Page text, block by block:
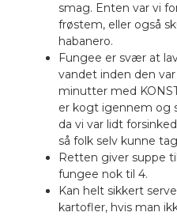
smag. Enten var vi
frøstem, eller også
habanero.
Fungee er svær at
vandet inden den
minutter med
er kogt igennem og
da vi var lidt
så folk selv kunne
Retten giver suppe
fungee nok til 4.
Kan helt sikkert
kartofler, hvis man